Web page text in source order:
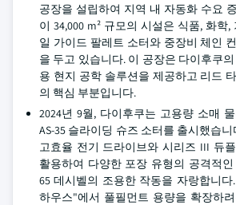
공장을 설립하여 지역 내 자동화 수요
이 34,000 m² 규모의 시설은 식품, 화학
일 가이드 팔레트 소터와 중장비 체인
을 두고 있습니다. 이 공장은 다이후쿠
용 현지 공학 솔루션을 제공하고 리드
의 핵심 부분입니다.
2024년 9월, 다이후쿠는 고용량 소매
AS-35 슬라이딩 슈즈 소터를 출시했습
고효율 전기 드라이브와 시리즈 III 듀
활용하여 다양한 포장 유형의 공격적
65 데시벨의 조용한 작동을 자랑합니다
하우스"에서 풀필먼트 용량을 확장하